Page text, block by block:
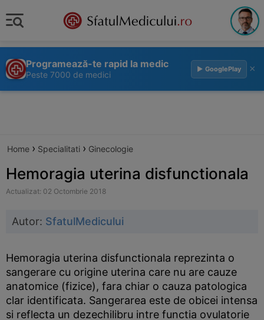
Programează-te rapid la medic
Peste 7000 de medici
▶ GooglePlay ×
Home › Specialitati › Ginecologie
Hemoragia uterina disfunctionala
Actualizat: 02 Octombrie 2018
Autor: SfatulMedicului
Hemoragia uterina disfunctionala reprezinta o
sangerare cu origine uterina care nu are cauze
anatomice (fizice), fara chiar o cauza patologica
clar identificata. Sangerarea este de obicei intensa
si reflecta un dezechilibru intre functia ovulatorie